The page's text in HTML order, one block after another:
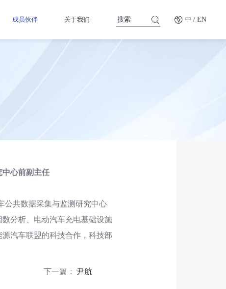
成员伙伴 关于我们 中 / EN
中心前副主任
公共数据采集与监测研究中心
分析、电动汽车充电基础设施
汽车联盟的科技合作，科技部
下一篇： 尹航